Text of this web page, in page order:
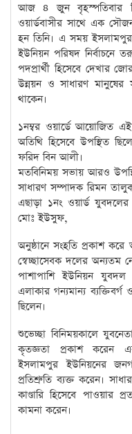
আজ ৪ জুন বৃহস্পতিবার
ওয়ার্ডবাসীর সাথে এক
হন তিনি। এ সময় ইসলামপুর
ইউনিয়ন পরিষদ নির্বাচনে
পদপ্রার্থী হিসেবে দেখার
উন্নয়ন ও সাধারণ
থাকেন।
১নম্বর ওয়ার্ডে আয়োজিত
অতিথি হিসেবে উপস্থিত
ফরিদ বিন আলী।
মতবিনিময় সভায় আরও
সাধারণ সম্পাদক রিমন
এছাড়া ১নং ওয়ার্ড
মোঃ ইউসুফ,
অনুষ্ঠানে সংহতি প্রকাশ
স্বেচ্ছাসেবক দলের অন্যতম
পাশাপাশি ইউনিয়ন
এলাকার গন্যমান্য
ছিলেন।
শুভেচ্ছা বিনিময়কালে
কৃতজ্ঞতা প্রকাশ করেন
ইসলামপুর ইউনিয়নের
প্রতিশ্রুতি ব্যক্ত করেন।
কাণ্ডারি হিসেবে পাওয়ার
কামনা করেন।